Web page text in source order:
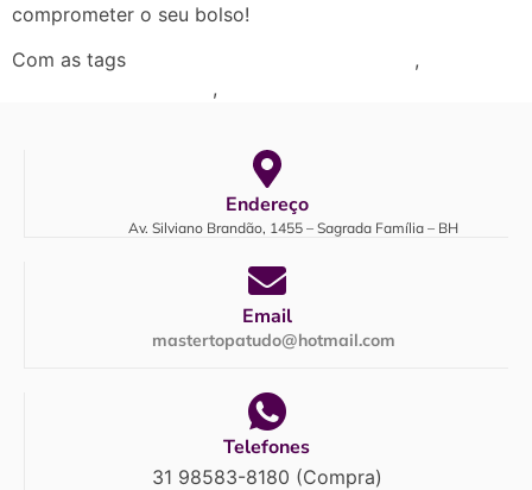
comprometer o seu bolso!
Com as tags
,
,
Endereço
Av. Silviano Brandão, 1455 – Sagrada Família – BH
Email
mastertopatudo@hotmail.com
Telefones
31 98583-8180 (Compra)